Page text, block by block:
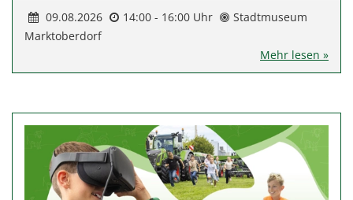
09.08.2026 14:00 - 16:00 Uhr
Stadtmuseum
Marktoberdorf
Mehr lesen »